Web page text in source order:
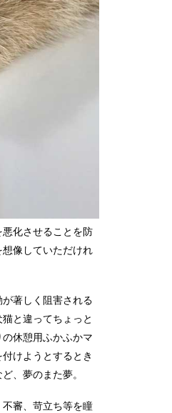
化させることを防
像していただけれ
著しく阻害される
と違ってちょっと
休憩用ふかふかマ
けようとするとき
、夢のまた夢。
審、苛立ち等を瞳